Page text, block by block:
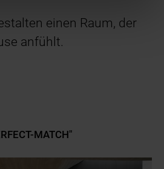
einen Raum, der
anfühlt.
MATCH"